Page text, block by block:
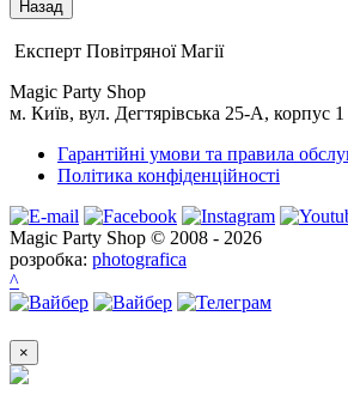
Експерт Повітряної Магії
Magic Party Shop
м. Київ, вул. Дегтярівська 25-А, корпус 1
Гарантійні умови та правила
Політика конфіденційності
Magic Party Shop © 2008 - 2026
розробка: photografica
^
×